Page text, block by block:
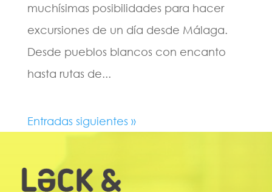
muchísimas posibilidades para hacer
excursiones de un día desde Málaga.
Desde pueblos blancos con encanto
hasta rutas de...
Entradas siguientes »